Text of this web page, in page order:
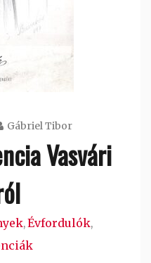
Gábriel Tibor
Vasvári
,Évfordulók,